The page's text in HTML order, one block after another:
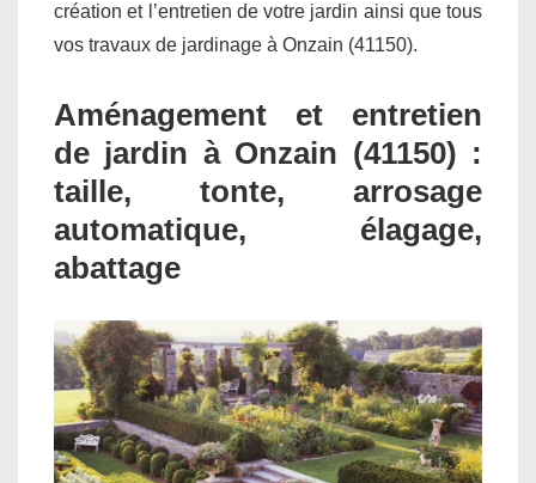
création et l’entretien de votre jardin ainsi que tous
vos travaux de jardinage à Onzain (41150).
Aménagement et entretien
de jardin à Onzain (41150) :
taille, tonte, arrosage
automatique, élagage,
abattage